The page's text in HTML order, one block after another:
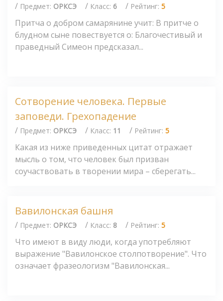
/ Предмет: ОРКСЭ / Класс: 6 / Рейтинг: 5
Притча о добром самарянине учит: В притче о
блудном сыне повествуется о: Благочестивый и
праведный Симеон предсказал...
Сотворение человека. Первые
заповеди. Грехопадение
/ Предмет: ОРКСЭ / Класс: 11 / Рейтинг: 5
Какая из ниже приведенных цитат отражает
мысль о том, что человек был призван
соучаствовать в творении мира – сберегать...
Вавилонская башня
/ Предмет: ОРКСЭ / Класс: 8 / Рейтинг: 5
Что имеют в виду люди, когда употребляют
выражение "Вавилонское столпотворение". Что
означает фразеологизм "Вавилонская...